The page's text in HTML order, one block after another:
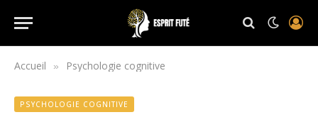
Accueil » Psychologie cognitive
PSYCHOLOGIE COGNITIVE